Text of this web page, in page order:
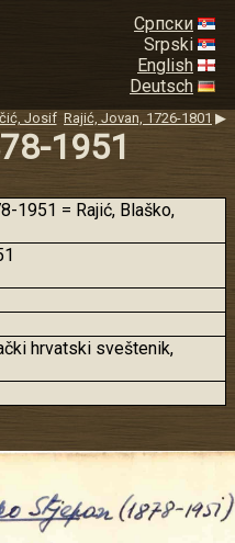
Српски
Srpski
English
Deutsch
Josif Rajić, Jovan, 1726-1801 ▶
1951
1951 = Rajić, Blaško,
hrvatski sveštenik,